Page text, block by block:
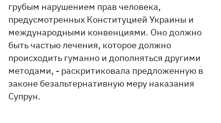
грубым нарушением прав человека,
предусмотренных Конституцией Украины и
международными конвенциями. Оно должно
быть частью лечения, которое должно
происходить гуманно и дополняться другими
методами, - раскритиковала предложенную в
законе безальтернативную меру наказания
Супрун.